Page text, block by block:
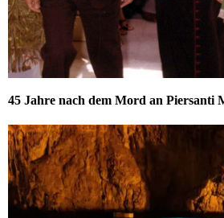
45 Jahre nach dem Mord an Piersanti